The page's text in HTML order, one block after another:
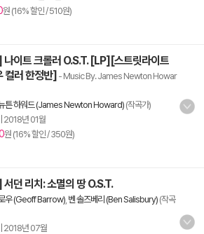
원 (16% 할인 / 510원)
나이트 크롤러 O.S.T. [LP][스트릿라이트
컬러 한정반] - Music By. James Newton Howar
튼 하워드 (James Newton Howard) (작곡가)
2018년 01월
원 (16% 할인 / 350원)
던 리치: 소멸의 땅 O.S.T.
우 (Geoff Barrow) 벤 솔즈베리 (Ben Salisbury) (작곡
2018년 07월